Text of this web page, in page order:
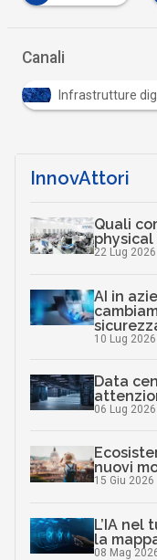
Canali
Infrastrutture
InnovAttori
Quali
physical
22 Lug 2026
AI in
10 Lug 2026
Data
06 Lug 2026
nuovi
15 Giu 2026
L’IA nel
la
08 Mag